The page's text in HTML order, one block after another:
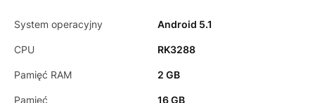
System operacyjny Android 5.1
CPU RK3288
Pamięć RAM 2 GB
Pamięć 16 GB